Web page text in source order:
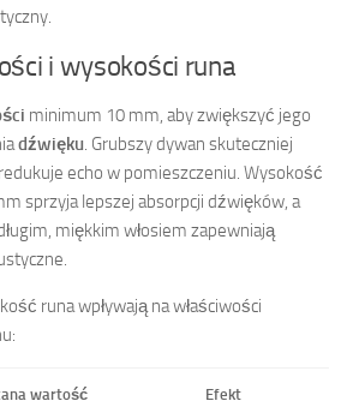
i wysokości runa
minimum 10 mm, aby zwiększyć jego
dźwięku . Grubszy dywan skuteczniej
echo w pomieszczeniu. Wysokość
sprzyja lepszej absorpcji dźwięków, a
miękkim włosiem zapewniają
runa wpływają na właściwości
wartość Efekt